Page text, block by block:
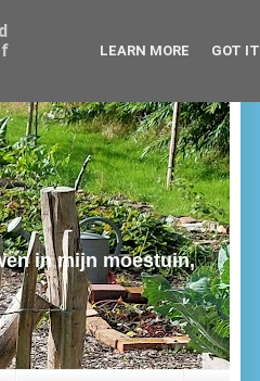
in mijn moestuin,
LEARN MORE GOT IT